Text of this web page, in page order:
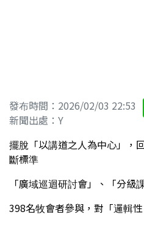
發布時間：2026/02/03 22:53
新聞出處：Y
擺脫「以講道之人為中心」，
斷標準
「廣域巡迴研討會」、「分級
398名牧會者參與，對「邏輯